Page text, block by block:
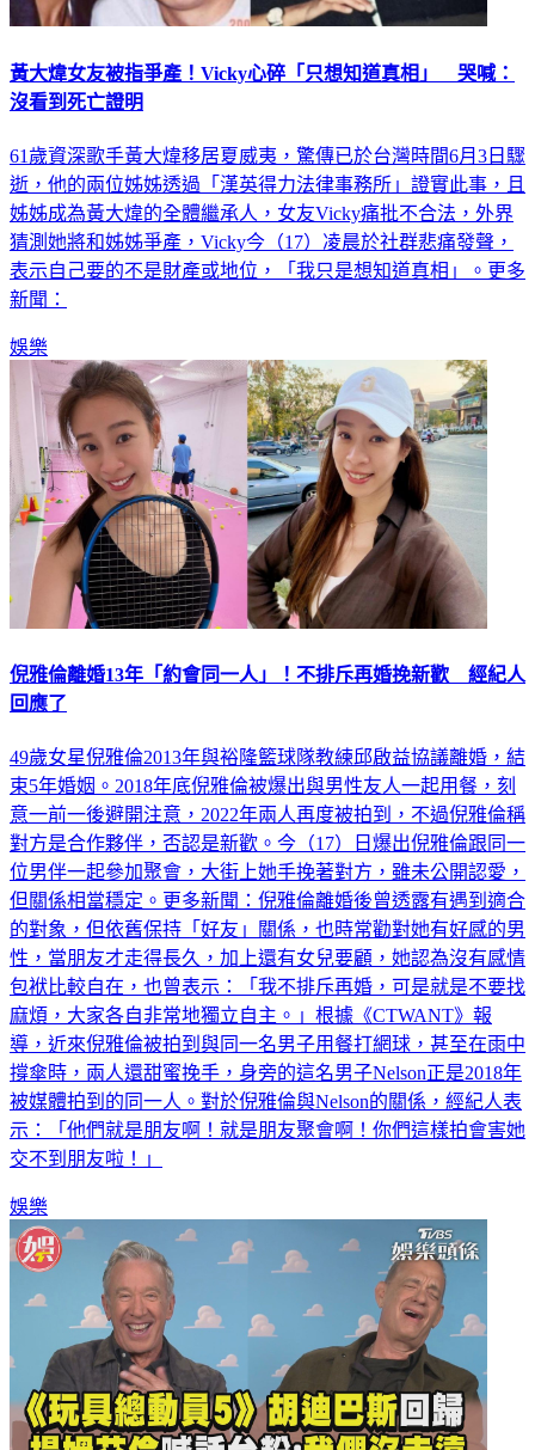
黃大煒女友被指爭產！Vicky心碎「只想知道真相」 哭喊：
沒看到死亡證明
61歲資深歌手黃大煒移居夏威夷，驚傳已於台灣時間6月3日驟
逝，他的兩位姊姊透過「漢英得力法律事務所」證實此事，且
姊姊成為黃大煒的全體繼承人，女友Vicky痛批不合法，外界
猜測她將和姊姊爭產，Vicky今（17）凌晨於社群悲痛發聲，
表示自己要的不是財產或地位，「我只是想知道真相」。更多
新聞：
娛樂
倪雅倫離婚13年「約會同一人」！不排斥再婚挽新歡 經紀人
回應了
49歲女星倪雅倫2013年與裕隆籃球隊教練邱啟益協議離婚，結
束5年婚姻。2018年底倪雅倫被爆出與男性友人一起用餐，刻
意一前一後避開注意，2022年兩人再度被拍到，不過倪雅倫稱
對方是合作夥伴，否認是新歡。今（17）日爆出倪雅倫跟同一
位男伴一起參加聚會，大街上她手挽著對方，雖未公開認愛，
但關係相當穩定。更多新聞：倪雅倫離婚後曾透露有遇到適合
的對象，但依舊保持「好友」關係，也時常勸對她有好感的男
性，當朋友才走得長久，加上還有女兒要顧，她認為沒有感情
包袱比較自在，也曾表示：「我不排斥再婚，可是就是不要找
麻煩，大家各自非常地獨立自主。」根據《CTWANT》報
導，近來倪雅倫被拍到與同一名男子用餐打網球，甚至在雨中
撐傘時，兩人還甜蜜挽手，身旁的這名男子Nelson正是2018年
被媒體拍到的同一人。對於倪雅倫與Nelson的關係，經紀人表
示：「他們就是朋友啊！就是朋友聚會啊！你們這樣拍會害她
交不到朋友啦！」
娛樂